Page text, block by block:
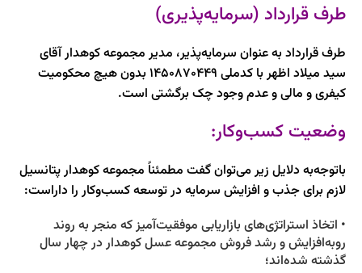
طرف قرارداد (سرمایه‌پذیری)
طرف قرارداد به عنوان سرمایه‌پذیر، مدیر مجموعه کوهدار آقای
سید میلاد اظهر با کدملی 1450870449
بدون هیچ محکومیت
کیفری و مالی و عدم وجود چک برگشتی است.
وضعیت کسب‌وکار:
با‌توجه‌به دلایل زیر می‌توان گفت مطمئناً مجموعه کوهدار پتانسیل
لازم برای جذب و افزایش سرمایه در توسعه کسب‌و‌کار را داراست:
• اتخاذ استراتژی‌های بازاریابی موفقیت‌آمیز که منجر به روند
روبه‌افزایش و رشد فروش مجموعه عسل کوهدار در چهار سال
گذشته شده‌اند؛